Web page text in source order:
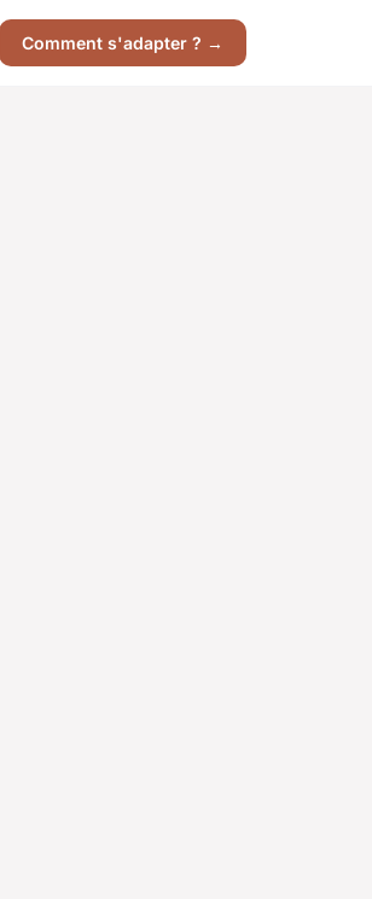
Comment s'adapter ? →